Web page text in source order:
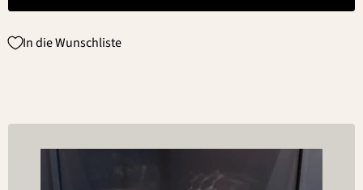
In die Wunschliste